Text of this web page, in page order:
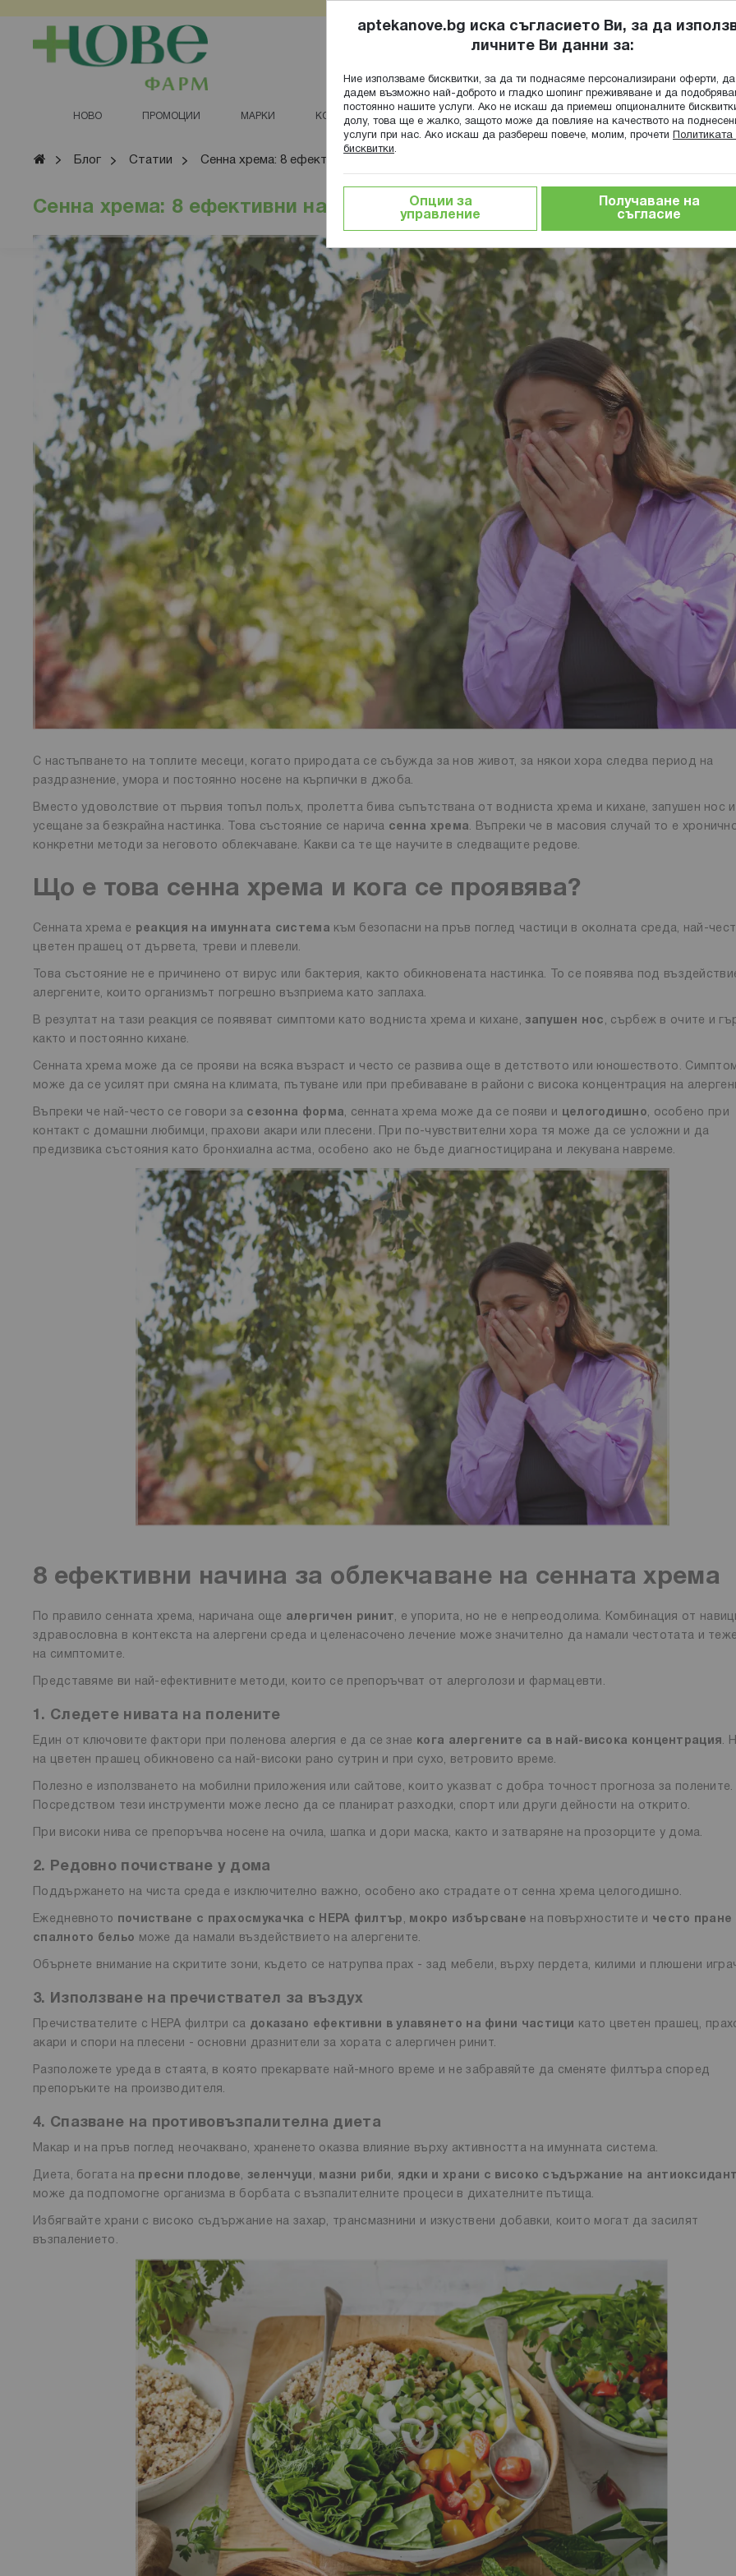
Прескачане
съдържанието
Търсене
ПОПИТАЙ
НОВО ПРОМОЦИИ МАРКИ КОЗМЕТИКА ГРИЖА ЗА МАЙКАТА И ДЕТЕТО ХРАНИТЕЛНИ ДОБАВКИ
Начало
Блог Статии Сенна хрема: 8 ефективни начина за облекчаване на състоянието
Сенна хрема: 8 ефективни начина за облекчаване на състоянието
С настъпването на топлите месеци, когато природата се събужда за нов живот, за някои хора следва период на
раздразнение, умора и постоянно носене на кърпички в джоба.
Вместо удоволствие от първия топъл полъх, пролетта бива съпътствана от водниста хрема и кихане, запушен нос и
усещане за безкрайна настинка. Това състояние се нарича сенна хрема. Въпреки че в масовия случай то е
конкретни методи за неговото облекчаване. Какви са те ще научите в следващите редове.
Що е това сенна хрема и кога се проявява?
Сенната хрема е реакция на имунната система към безопасни на пръв поглед частици в околната среда, най-
цветен прашец от дървета, треви и плевели.
Това състояние не е причинено от вирус или бактерия, както обикновената настинка. То се появява под
алергените, които организмът погрешно възприема като заплаха.
В резултат на тази реакция се появяват симптоми като водниста хрема и кихане, запушен нос , сърбеж в очите и
както и постоянно кихане.
Сенната хрема може да се прояви на всяка възраст и често се развива още в детството или юношеството.
може да се усилят при смяна на климата, пътуване или при пребиваване в райони с висока концентрация на
Въпреки че най-често се говори за сезонна форма, сенната хрема може да се появи и целогодишно, особено при
контакт с домашни любимци, прахови акари или плесени. При по-чувствителни хора тя може да се усложни и да
предизвика състояния като бронхиална астма, особено ако не бъде диагностицирана и лекувана навреме.
8 ефективни начина за облекчаване на сенната хрема
По правило сенната хрема, наричана още алергичен ринит, е упорита, но не е непреодолима. Комбинация от
здравословна в контекста на алергени среда и целенасочено лечение може значително да намали честотата и
на симптомите.
Представяме ви най-ефективните методи, които се препоръчват от алерголози и фармацевти.
1. Следете нивата на полените
Един от ключовите фактори при поленова алергия е да се знае кога алергените са в най-висока концентрация.
на цветен прашец обикновено са най-високи рано сутрин и при сухо, ветровито време.
Полезно е използването на мобилни приложения или сайтове, които указват с добра точност прогноза за полените.
Посредством тези инструменти може лесно да се планират разходки, спорт или други дейности на открито.
При високи нива се препоръчва носене на очила, шапка и дори маска, както и затваряне на прозорците у дома.
2. Редовно почистване у дома
Поддържането на чиста среда е изключително важно, особено ако страдате от сенна хрема целогодишно.
Ежедневното почистване с прахосмукачка с HEPA филтър , мокро избърсване на повърхностите и често пране
спалното бельо може да намали въздействието на алергените.
Обърнете внимание на скритите зони, където се натрупва прах - зад мебели, върху пердета, килими и плюшени
3. Използване на пречиствател за въздух
Пречиствателите с HEPA филтри са доказано ефективни в улавянето на фини частици като цветен прашец,
акари и спори на плесени - основни дразнители за хората с алергичен ринит.
Разположете уреда в стаята, в която прекарвате най-много време и не забравяйте да сменяте филтъра според
препоръките на производителя.
4. Спазване на противовъзпалителна диета
Макар и на пръв поглед неочаквано, храненето оказва влияние върху активността на имунната система.
Диета, богата на пресни плодове, зеленчуци , мазни риби, ядки и храни с високо съдържание на
може да подпомогне организма в борбата с възпалителните процеси в дихателните пътища.
Избягвайте храни с високо съдържание на захар, трансмазнини и изкуствени добавки, които могат да засилят
възпалението.
aptekanove.bg иска съгласието Ви, за да
личните Ви данни за:
Ние използваме бисквитки, за да ти поднасяме персонализирани оферти, да
дадем възможно най-доброто и гладко шопинг преживяване и да
постоянно нашите услуги. Ако не искаш да приемеш опционалните
долу, това ще е жалко, защото може да повлияе на качеството на
услуги при нас. Ако искаш да разбереш повече, молим, прочети
Политиката
бисквитки.
Опции за
управление
Получаване на
съгласие